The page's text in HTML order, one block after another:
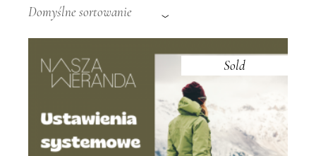
Domyślne sortowanie
Sold